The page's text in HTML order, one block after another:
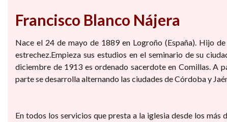
Francisco Blanco Nájera
Nace el 24 de mayo de 1889 en Logroño (España). Hijo
estrechez.Empieza sus estudios en el seminario de su
diciembre de 1913 es ordenado sacerdote en Comillas. A
parte se desarrolla alternando las ciudades de Córdoba y
En todos los servicios que presta a la iglesia desde los más